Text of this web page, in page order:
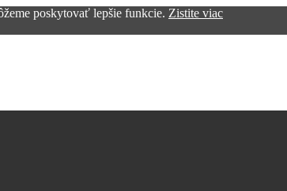
poskytovať lepšie funkcie. Zistite viac